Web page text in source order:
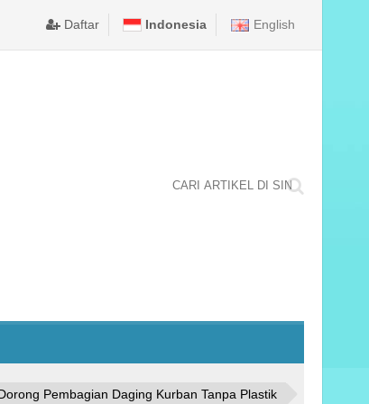
doa lintas agama, lomba,... Jum'at, 05 September 2025
di Aceh, ditetapkan Pelaksanaan KEMAH BELA
Ambon, Pelita Maluku.com - DPRD Kota Ambon, akhirnya
AMBON Ambon, Pelita Maluku.com - Pasca menerima
XV/Pattimura Buka Operasi Gaktib dan Operasi Yustisi
Daftar Indonesia English
Pembagian Daging Kurban Tanpa Plastik